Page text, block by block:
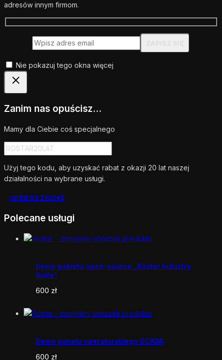
adresów innym firmom.
Nie pokazuj tego okna więcej
Zanim nas opuścisz...
Mamy dla Ciebie coś specjalnego
Użyj tego kodu, aby uzyskać rabat z okazji 20 lat naszej
działalności na wybrane usługi.
ODBIERZ ZNIŻKĘ
Polecane usługi
Demo pakietu open-source „Rostar Industry
Suite”
600 zł
Demo panelu operatorskiego SCADA
600 zł